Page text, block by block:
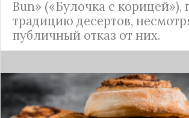
Bun» («Булочка с
традицию десертов,
публичный отказ от них.
Стало известно внутреннее
следующей крупной версии
сообщают источники, Android 17,